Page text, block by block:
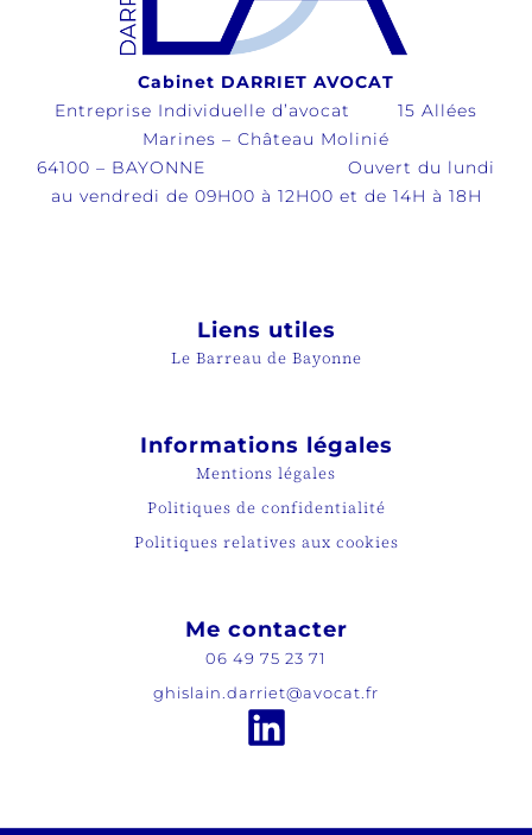
Cabinet DARRIET AVOCAT
Entreprise Individuelle d’avocat 15 Allées
Marines – Château Molinié
64100 – BAYONNE Ouvert du lundi
au vendredi de 09H00 à 12H00 et de 14H à 18H
Liens utiles
Le Barreau de Bayonne
Informations légales
Mentions légales
Politiques de confidentialité
Politiques relatives aux cookies
Me contacter
06 49 75 23 71
ghislain.darriet@avocat.fr
Linkedin